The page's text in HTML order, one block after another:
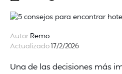
Autor Remo
Actualizado17/2/2026
Una de las decisiones más